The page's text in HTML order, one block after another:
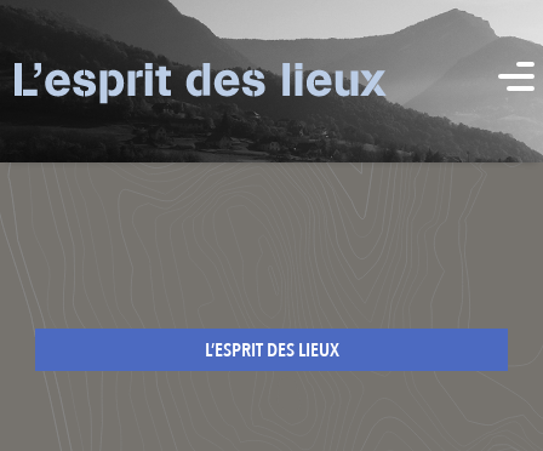
L’ESPRIT DES LIEUX